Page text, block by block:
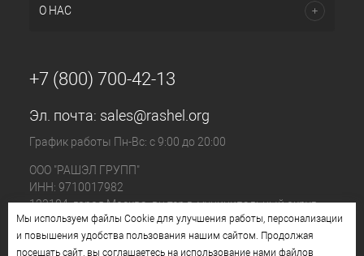
О НАС
+7 (800) 700-42-13
Эл. почта: sales@rashel.org
График работы Пн-Вс: с 9:00 до 20:00
ООО "РАШЭЛ ГРУПП"
ИНН: 9710017982
123104, город Москва, вн.тер.г. муниципальный округ
Пресненский, ул. Большая Бронная, д. 23 стр. 1, этаж 4
помещ. I, ком. №11
Мы используем файлы Cookie для улучшения работы, персонализации
и повышения удобства пользования нашим сайтом. Продолжая
посещать сайт, вы соглашаетесь на использование нами файлов